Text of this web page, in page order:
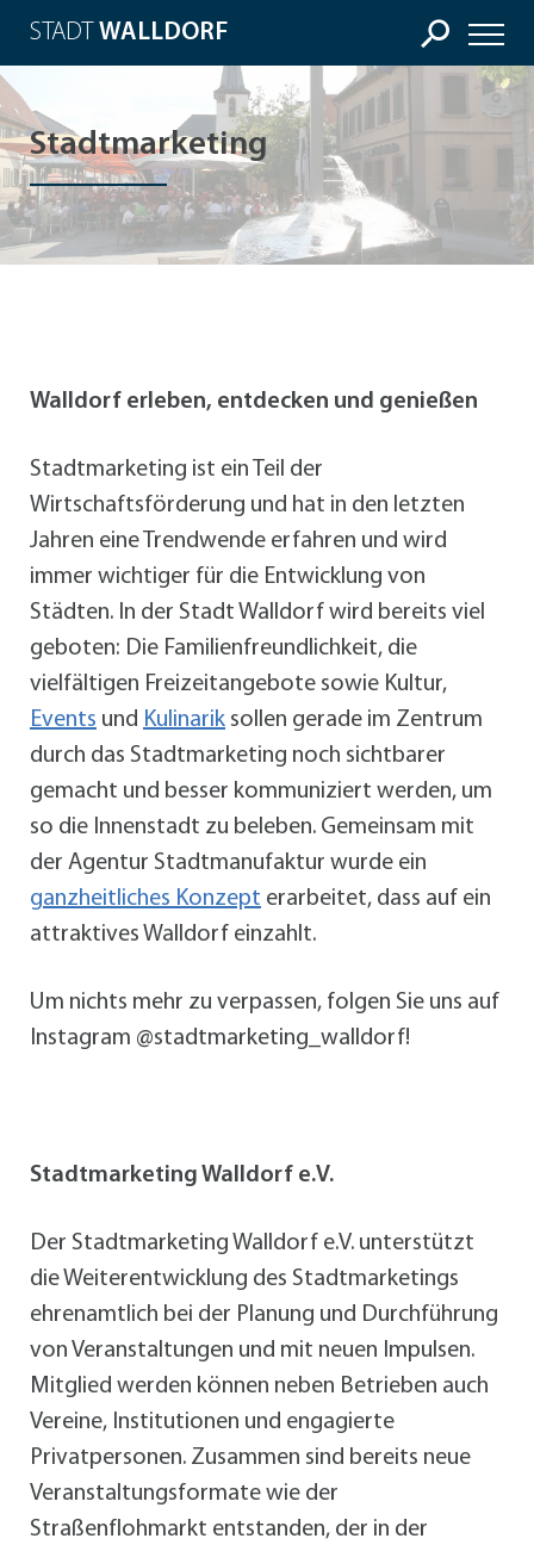
STADT WALLDORF
Stadtmarketing
Walldorf erleben, entdecken und genießen
Stadtmarketing ist ein Teil der
Wirtschaftsförderung und hat in den letzten
Jahren eine Trendwende erfahren und wird
immer wichtiger für die Entwicklung von
Städten. In der Stadt Walldorf wird bereits viel
geboten: Die Familienfreundlichkeit, die
vielfältigen Freizeitangebote sowie Kultur,
Events und Kulinarik sollen gerade im Zentrum
durch das Stadtmarketing noch sichtbarer
gemacht und besser kommuniziert werden, um
so die Innenstadt zu beleben. Gemeinsam mit
der Agentur Stadtmanufaktur wurde ein
ganzheitliches Konzept erarbeitet, dass auf ein
attraktives Walldorf einzahlt.
Um nichts mehr zu verpassen, folgen Sie uns auf
Instagram @stadtmarketing_walldorf!
Stadtmarketing Walldorf e.V.
Der Stadtmarketing Walldorf e.V. unterstützt
die Weiterentwicklung des Stadtmarketings
ehrenamtlich bei der Planung und Durchführung
von Veranstaltungen und mit neuen Impulsen.
Mitglied werden können neben Betrieben auch
Vereine, Institutionen und engagierte
Privatpersonen. Zusammen sind bereits neue
Veranstaltungsformate wie der
Straßenflohmarkt entstanden, der in der